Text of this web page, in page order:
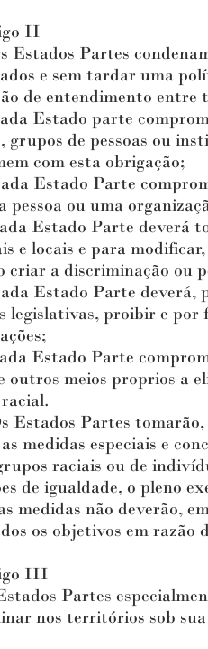
II
Partes
e sem tardar uma
de entendimento entre
Estado parte
grupos de pessoas ou
com esta obrigação;
Estado Parte
pessoa ou uma
Estado Parte deverá
e locais e para
criar a discriminação ou
Estado Parte deverá,
legislativas, proibir e por
Estado Parte
outros meios proprios a
Partes tomarão,
medidas especiais e
raciais ou de
de igualdade, o pleno
medidas não deverão,
os objetivos em razão
III
Partes
nos territórios sob